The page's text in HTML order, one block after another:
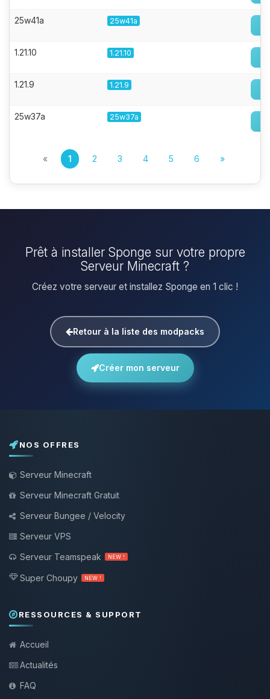
25w41a 25w41a
1.21.10 1.21.10
1.21.9 1.21.9
25w37a 25w37a
« 1 2 3 4 5 6 »
Prêt à installer Sponge sur votre propre
Serveur Minecraft ?
Créez votre serveur et installez Sponge en 1 clic !
Retour à la liste des modpacks
Créer mon serveur
NOS OFFRES
Serveur Minecraft
Serveur Minecraft Gratuit
Serveur Bungee / Velocity
Serveur VPS
Serveur Teamspeak
NEW !
Super Choupy NEW !
RESSOURCES & SUPPORT
Accueil
Actualités
FAQ